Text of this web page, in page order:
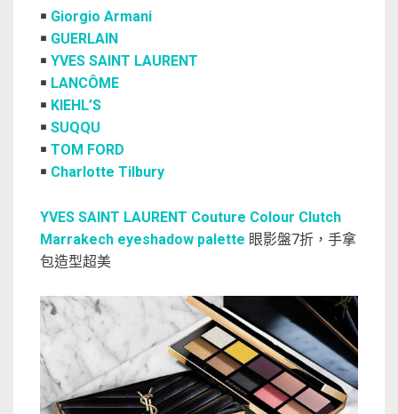
￭ Giorgio Armani
￭ GUERLAIN
￭ YVES SAINT LAURENT
￭ LANCÔME
￭ KIEHL’S
￭ SUQQU
￭ TOM FORD
￭ Charlotte Tilbury
YVES SAINT LAURENT Couture Colour Clutch
Marrakech eyeshadow palette 眼影盤7折，手拿
包造型超美